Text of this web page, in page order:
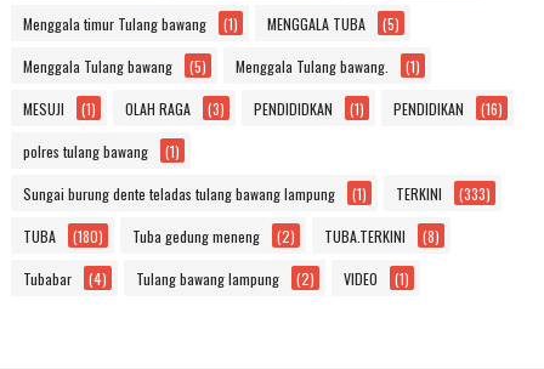
Menggala timur Tulang bawang (1) MENGGALA TUBA (5)
Menggala Tulang bawang (5) Menggala Tulang bawang. (1)
MESUJI (1) OLAH RAGA (3) PENDIDIDKAN (1) PENDIDIKAN (16)
polres tulang bawang (1)
Sungai burung dente teladas tulang bawang lampung (1) TERKINI (333)
TUBA (180) Tuba gedung meneng (2) TUBA.TERKINI (8)
Tubabar (4) Tulang bawang lampung (2) VIDEO (1)